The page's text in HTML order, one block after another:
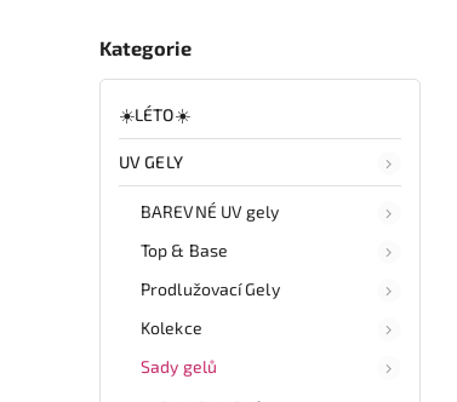
Kategorie
☀️LÉTO☀️
UV GELY
BAREVNÉ UV gely
Top & Base
Prodlužovací Gely
Kolekce
Sady gelů